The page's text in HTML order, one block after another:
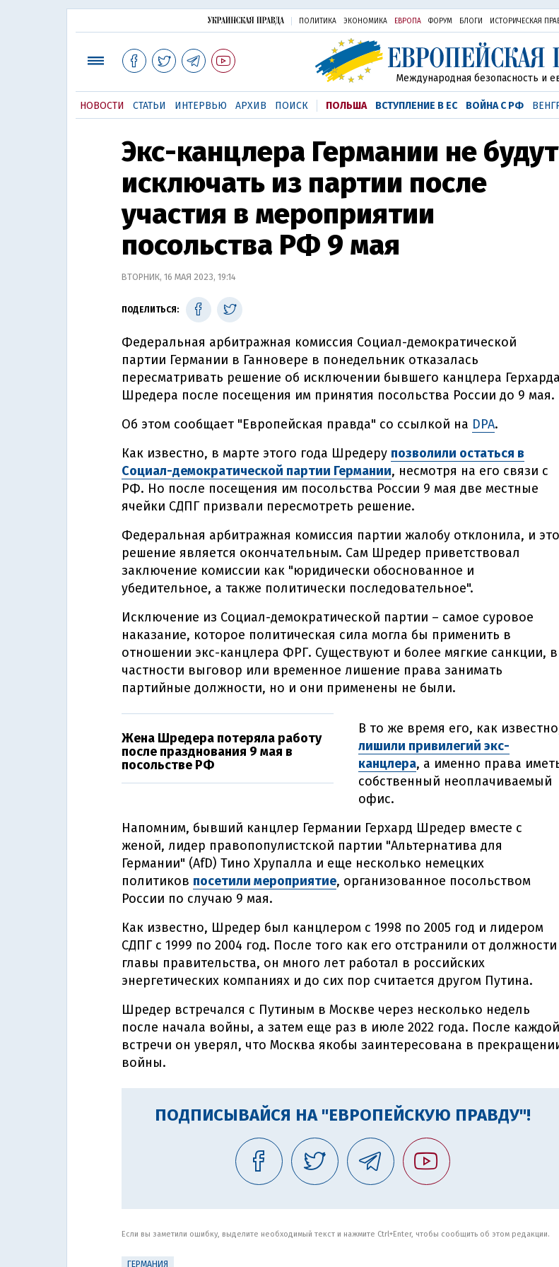
ПОЛИТИКА ЭКОНОМИКА ЕВРОПА ФОРУМ БЛОГИ ИСТОРИЧЕСКАЯ
Международная безопасность и
НОВОСТИ СТАТЬИ ИНТЕРВЬЮ АРХИВ ПОИСК ПОЛЬША ВСТУПЛЕНИЕ В ЕС ВОЙНА С РФ
Экс-канцлера Германии не будут
исключать из партии после
участия в мероприятии
посольства РФ 9 мая
ВТОРНИК, 16 МАЯ 2023, 19:14
ПОДЕЛИТЬСЯ:
Федеральная арбитражная комиссия Социал-демократической
партии Германии в Ганновере в понедельник отказалась
пересматривать решение об исключении бывшего канцлера Герхарда
Шредера после посещения им принятия посольства России до 9 мая.
Об этом сообщает "Европейская правда" со ссылкой на DPA.
Как известно, в марте этого года Шредеру позволили остаться в
Социал-демократической партии Германии, несмотря на его связи с
РФ. Но после посещения им посольства России 9 мая две местные
ячейки СДПГ призвали пересмотреть решение.
Федеральная арбитражная комиссия партии жалобу отклонила, и это
решение является окончательным. Сам Шредер приветствовал
заключение комиссии как "юридически обоснованное и
убедительное, а также политически последовательное".
Исключение из Социал-демократической партии – самое суровое
наказание, которое политическая сила могла бы применить в
отношении экс-канцлера ФРГ. Существуют и более мягкие санкции, в
частности выговор или временное лишение права занимать
партийные должности, но и они применены не были.
Жена Шредера потеряла работу
после празднования 9 мая в
посольстве РФ
В то же время его, как
лишили привилегий экс-
канцлера, а именно права
собственный неоплачиваемый
офис.
Напомним, бывший канцлер Германии Герхард Шредер вместе с
женой, лидер правопопулистской партии "Альтернатива для
Германии" (AfD) Тино Хрупалла и еще несколько немецких
политиков посетили мероприятие, организованное посольством
России по случаю 9 мая.
Как известно, Шредер был канцлером с 1998 по 2005 год и лидером
СДПГ с 1999 по 2004 год. После того как его отстранили от должности
главы правительства, он много лет работал в российских
энергетических компаниях и до сих пор считается другом Путина.
Шредер встречался с Путиным в Москве через несколько недель
после начала войны, а затем еще раз в июле 2022 года. После каждой
встречи он уверял, что Москва якобы заинтересована в
войны.
ПОДПИСЫВАЙСЯ НА "ЕВРОПЕЙСКУЮ ПРАВДУ"!
Если вы заметили ошибку, выделите необходимый текст и нажмите Ctrl+Enter, чтобы сообщить об этом редакции.
ГЕРМАНИЯ